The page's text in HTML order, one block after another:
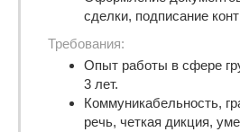
сделки, подписание
Требования:
Опыт работы в сфере
3 лет.
Коммуникабельность,
речь, четкая дикция,